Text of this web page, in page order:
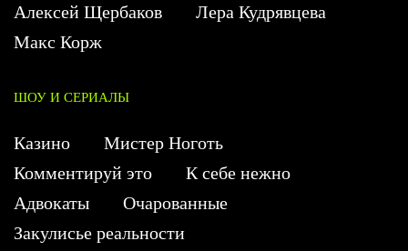
Алексей Щербаков
Лера Кудрявцева
Макс Корж
ШОУ И СЕРИАЛЫ
Казино
Мистер Ноготь
Комментируй это
К себе нежно
Адвокаты
Очарованные
Закулисье реальности